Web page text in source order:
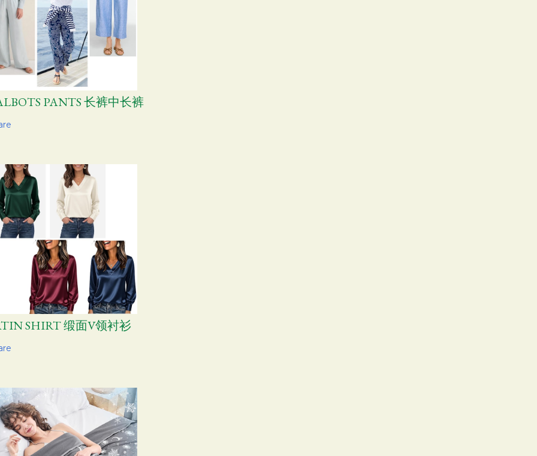
PANTS 长裤中长裤
SHIRT 缎面V领衬衫